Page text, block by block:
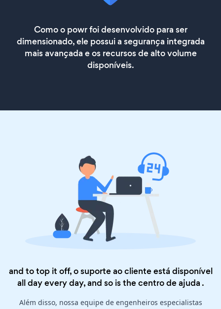
Como o powr foi desenvolvido para ser
dimensionado, ele possui a segurança integrada
mais avançada e os recursos de alto volume
disponíveis.
and to top it off, o suporte ao cliente está disponível
all day every day, and so is thecentro de ajuda .
Além disso, nossa equipe de engenheiros especialistas